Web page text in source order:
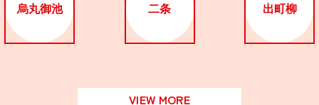
烏丸御池 二条 出町柳
VIEW MORE